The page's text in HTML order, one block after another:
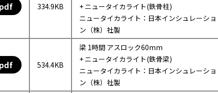
pdf 334.9KB
+ ニュータイカライト(鉄骨柱)
ニュータイカライト：日本インシュレーショ
ン（株）社製
pdf 534.4KB
梁 1時間 アスロック60mm
+ ニュータイカライト(鉄骨梁)
ニュータイカライト：日本インシュレーショ
ン（株）社製